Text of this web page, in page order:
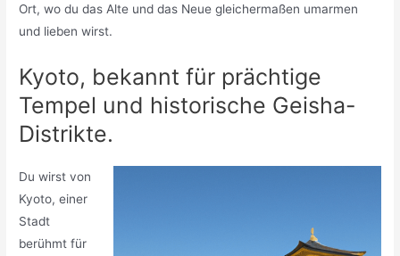
Ort, wo du das Alte und das Neue gleichermaßen umarmen
und lieben wirst.
Kyoto, bekannt für prächtige
Tempel und historische Geisha-
Distrikte.
Du wirst von
Kyoto, einer
Stadt
berühmt für